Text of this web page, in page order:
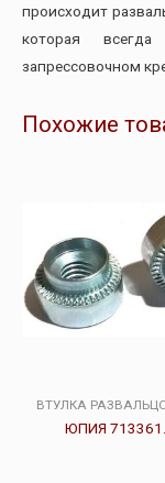
происходит
которая
запрессовочном
Похожие
ВТУЛКА
ЮПИЯ